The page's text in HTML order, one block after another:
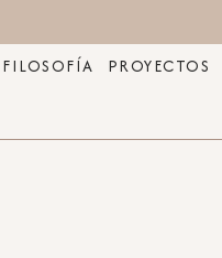
PROYECTOS